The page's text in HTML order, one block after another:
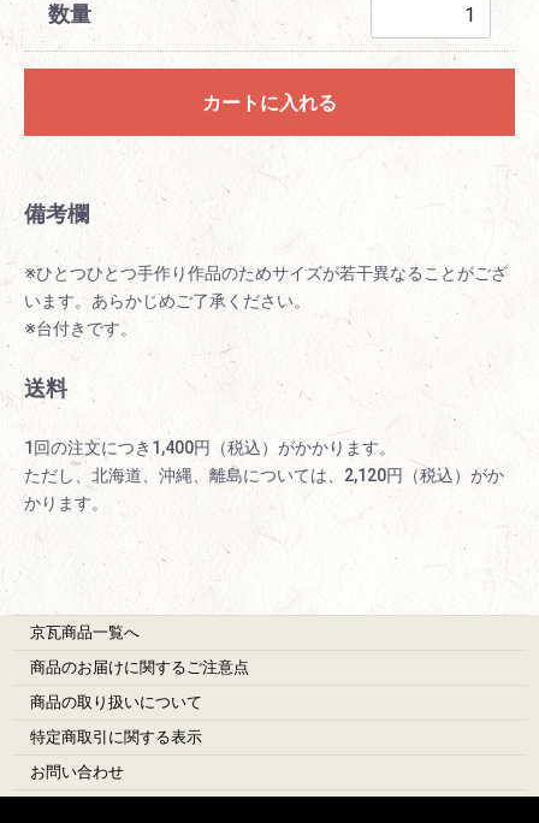
数量
カートに入れる
備考欄
※ひとつひとつ手作り作品のためサイズが若干異なることがござ
います。あらかじめご了承ください。
※台付きです。
送料
1回の注文につき1,400円（税込）がかかります。
ただし、北海道、沖縄、離島については、2,120円（税込）がか
かります。
京瓦商品一覧へ
商品のお届けに関するご注意点
商品の取り扱いについて
特定商取引に関する表示
お問い合わせ